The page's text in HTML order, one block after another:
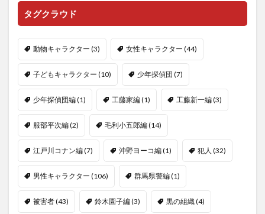
タグクラウド
動物キャラクター (3) 女性キャラクター (44)
子どもキャラクター (10) 少年探偵団 (7)
少年探偵団編(1) 工藤家編(1) 工藤新一編(3)
服部平次編(2) 毛利小五郎編(14)
江戸川コナン編(7) 沖野ヨーコ編(1) 犯人 (32)
男性キャラクター (106) 群馬県警編(1)
被害者(43) 鈴木園子編(3) 黒の組織(4)